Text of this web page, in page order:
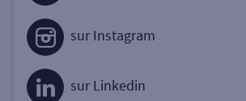
sur Instagram
sur Linkedin